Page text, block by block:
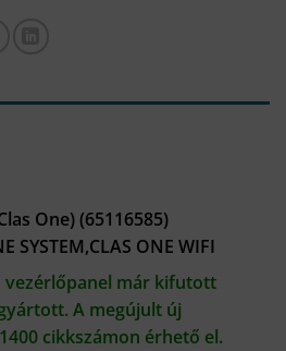
One) (65116585)
SYSTEM,CLAS ONE WIFI
vezérlőpanel már kifutott
A megújult új
cikkszámon érhető el.